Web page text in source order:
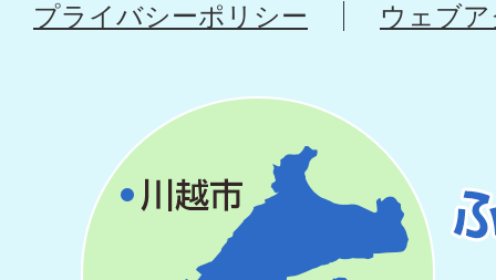
プライバシーポリシー
ウェブ